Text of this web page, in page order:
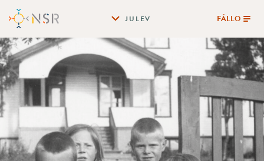
JULEV FÁLLO